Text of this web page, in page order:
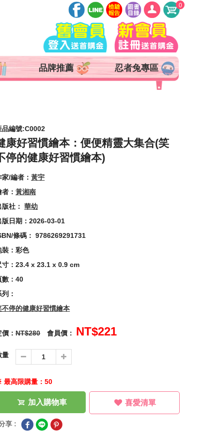
0
登入
註冊
會員中心
查詢訂單
追蹤清單
品牌推薦 忍者兔專區
品編號:C0002
康好習慣繪本：便便精靈大集合(笑
停的健康好習慣繪本)
家/編者：黃宇
者：黃湘南
版社：華幼
版日期：2026-03-01
條碼： 9786269291731
裝：彩色
寸：23.4 x 23.1 x 0.9 cm
數：40
：
不停的健康好習慣繪本
價：NT$280 會員價： NT$221
量
最高限購量：50
加入購物車 喜愛清單
享 :